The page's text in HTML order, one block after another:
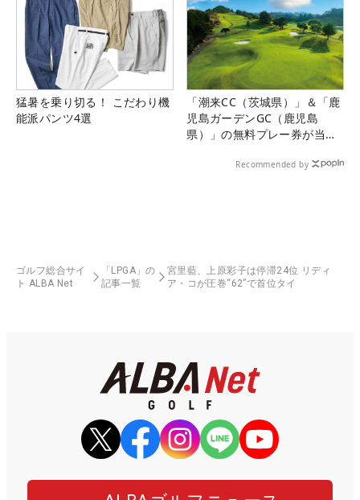
猛暑を乗り切る！ こだわり機
能派パンツ4選
「潮来CC（茨城県）」＆「鹿
児島ガーデンGC（鹿児島
県）」の無料プレー券が当た
Recommended by
ゴルフ総合サイ
ト ALBA Net
「LPGA」の
記事一覧
宮里藍、上原彩子は停滞24位 リディ
ア・コが圧巻“62”で首位タイ